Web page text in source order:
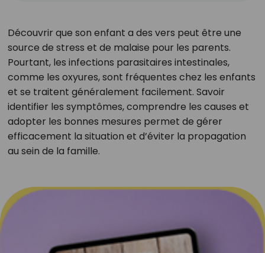
Découvrir que son enfant a des vers peut être une
source de stress et de malaise pour les parents.
Pourtant, les infections parasitaires intestinales,
comme les oxyures, sont fréquentes chez les enfants
et se traitent généralement facilement. Savoir
identifier les symptômes, comprendre les causes et
adopter les bonnes mesures permet de gérer
efficacement la situation et d’éviter la propagation
au sein de la famille.